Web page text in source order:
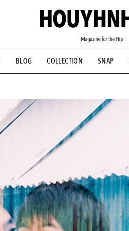
BLOG COLLECTION SNAP
#古着サミット #NEW VINTAGE